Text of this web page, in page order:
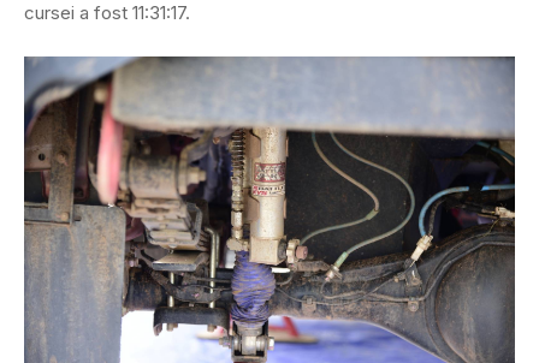
cursei a fost 11:31:17.